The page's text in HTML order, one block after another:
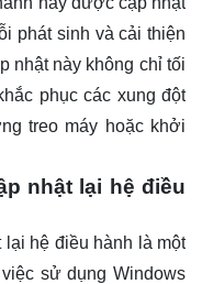
phát sinh và cải thiện
nhật này không chỉ tối
phục các xung đột
treo máy hoặc khởi
nhật lại hệ điều
hệ điều hành là một
sử dụng Windows